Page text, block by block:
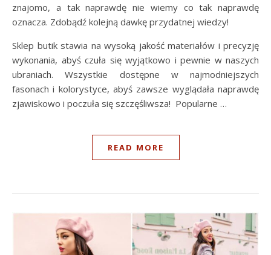
znajomo, a tak naprawdę nie wiemy co tak naprawdę
oznacza. Zdobądź kolejną dawkę przydatnej wiedzy!
Sklep butik stawia na wysoką jakość materiałów i precyzję
wykonania, abyś czuła się wyjątkowo i pewnie w naszych
ubraniach. Wszystkie dostępne w najmodniejszych
fasonach i kolorystyce, abyś zawsze wyglądała naprawdę
zjawiskowo i poczuła się szczęśliwsza! Popularne …
READ MORE